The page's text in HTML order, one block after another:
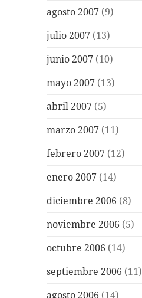
agosto 2007 (9)
julio 2007 (13)
junio 2007 (10)
mayo 2007 (13)
abril 2007 (5)
marzo 2007 (11)
febrero 2007 (12)
enero 2007 (14)
diciembre 2006 (8)
noviembre 2006 (5)
octubre 2006 (14)
septiembre 2006 (11)
agosto 2006 (14)